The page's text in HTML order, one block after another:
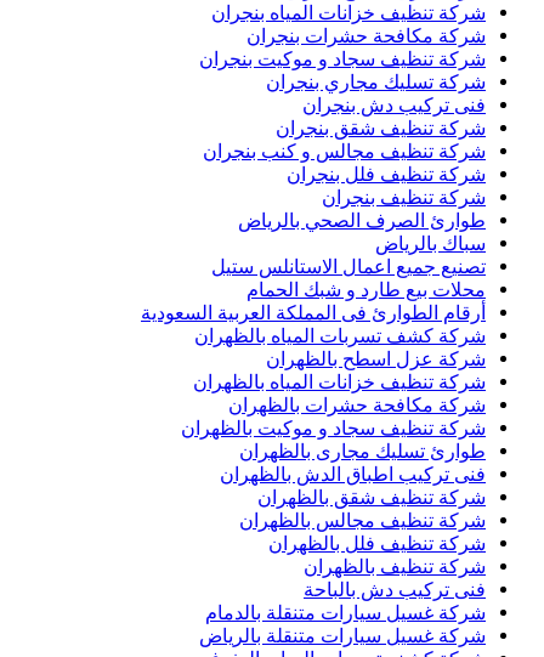
شركة تنظيف خزانات المياه بنجران
شركة مكافحة حشرات بنجران
شركة تنظيف سجاد و موكيت بنجران
شركة تسليك مجاري بنجران
فنى تركيب دش بنجران
شركة تنظيف شقق بنجران
شركة تنظيف مجالس و كنب بنجران
شركة تنظيف فلل بنجران
شركة تنظيف بنجران
طوارئ الصرف الصحي بالرياض
سباك بالرياض
تصنيع جميع اعمال الاستانلس ستيل
محلات بيع طارد و شبك الحمام
أرقام الطوارئ فى المملكة العربية السعودية
شركة كشف تسربات المياه بالظهران
شركة عزل اسطح بالظهران
شركة تنظيف خزانات المياه بالظهران
شركة مكافحة حشرات بالظهران
شركة تنظيف سجاد و موكيت بالظهران
طوارئ تسليك مجارى بالظهران
فنى تركيب اطباق الدش بالظهران
شركة تنظيف شقق بالظهران
شركة تنظيف مجالس بالظهران
شركة تنظيف فلل بالظهران
شركة تنظيف بالظهران
فنى تركيب دش بالباحة
شركة غسيل سيارات متنقلة بالدمام
شركة غسيل سيارات متنقلة بالرياض